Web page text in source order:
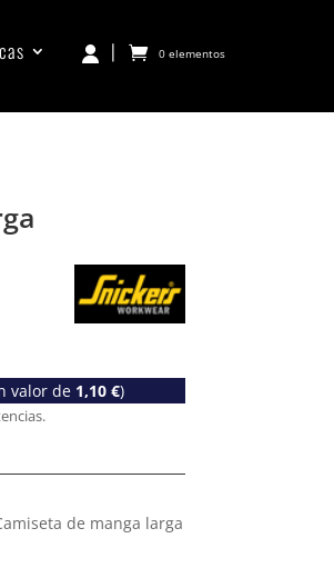
| 0 elementos
valor de 1,10€)
de manga larga